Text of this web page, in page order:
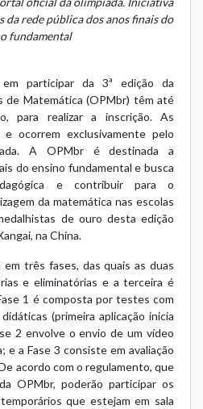
da rede pública dos anos finais do
fundamental
participar da 3ª edição da
de Matemática (OPMbr) têm até
para realizar a inscrição. As
ocorrem exclusivamente pelo
. A OPMbr é destinada a
do ensino fundamental e busca
e contribuir para o
da matemática nas escolas
de ouro desta edição
na China.
três fases, das quais as duas
e eliminatórias e a terceira é
1 é composta por testes com
(primeira aplicação inicia
2 envolve o envio de um vídeo
e a Fase 3 consiste em avaliação
acordo com o regulamento, que
OPMbr, poderão participar os
que estejam em sala